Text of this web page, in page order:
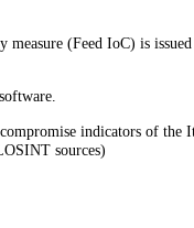
(Feed IoC) is
indicators of the
sources)